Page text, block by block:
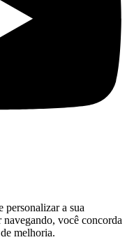
personalizar a sua
você concorda
melhoria.